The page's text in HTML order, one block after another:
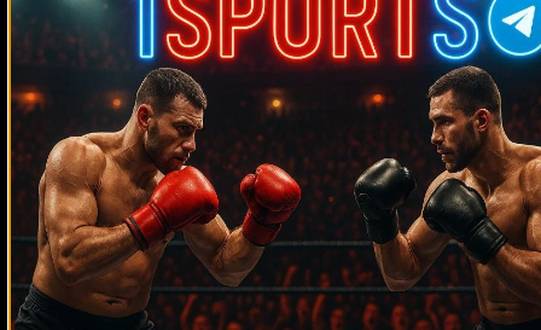
Прямой эфир ACA 200
06.02.2026